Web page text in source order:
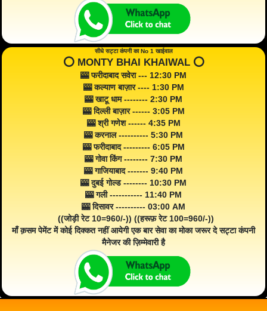
सीधे सट्टा कंपनी का No 1 खाईवाल
⭕️ MONTY BHAI KHAIWAL ⭕️
🎰 फरीदाबाद सवेरा --- 12:30 PM
🎰 कल्याण बाज़ार ---- 1:30 PM
🎰 खाटू धाम -------- 2:30 PM
🎰 दिल्ली बाज़ार ------ 3:05 PM
🎰 श्री गणेश ------ 4:35 PM
🎰 करनाल ---------- 5:30 PM
🎰 फरीदाबाद --------- 6:05 PM
🎰 गोवा किंग -------- 7:30 PM
🎰 गाजियाबाद ------- 9:40 PM
🎰 दुबई गोल्ड -------- 10:30 PM
🎰 गली ----------- 11:40 PM
🎰 दिसावर ---------- 03:00 AM
((जोड़ी रेट 10=960/-)) ((हरूफ़ रेट 100=960/-))
माँ क़सम पेमेंट में कोई दिक्कत नहीं आयेगी एक बार सेवा का मोका जरूर दे सट्टा कंपनी
मैनेजर की ज़िम्मेवारी है